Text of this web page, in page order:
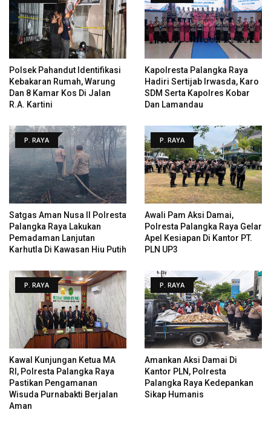
Polsek Pahandut Identifikasi
Kebakaran Rumah, Warung
Dan 8 Kamar Kos Di Jalan
R.A. Kartini
Kapolresta Palangka Raya
Hadiri Sertijab Irwasda, Karo
SDM Serta Kapolres Kobar
Dan Lamandau
P. RAYA
Satgas Aman Nusa II Polresta
Palangka Raya Lakukan
Pemadaman Lanjutan
Karhutla Di Kawasan Hiu Putih
P. RAYA
Awali Pam Aksi Damai,
Polresta Palangka Raya Gelar
Apel Kesiapan Di Kantor PT.
PLN UP3
P. RAYA
Kawal Kunjungan Ketua MA
RI, Polresta Palangka Raya
Pastikan Pengamanan
Wisuda Purnabakti Berjalan
Aman
P. RAYA
Amankan Aksi Damai Di
Kantor PLN, Polresta
Palangka Raya Kedepankan
Sikap Humanis